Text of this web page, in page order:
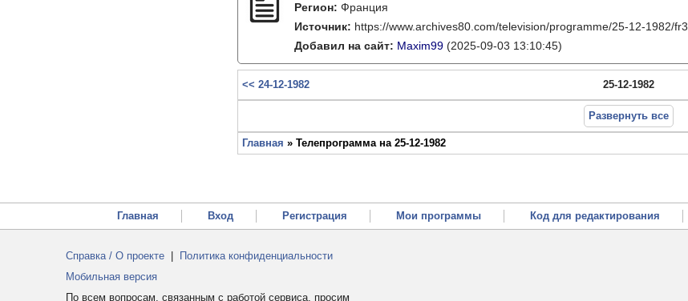
Регион: Франция
Источник: https://www.archives80.com/television/programme/25-12-1982/fr3
Добавил на сайт: Maxim99 (2025-09-03 13:10:45)
<< 24-12-1982 25-12-1982
Развернуть все
Главная » Телепрограмма на 25-12-1982
Главная Вход Регистрация Мои программы Код для редактирования
Справка / О проекте
Политика конфиденциальности
Мобильная версия
По всем вопросам, связанным с работой сервиса, просим